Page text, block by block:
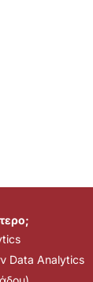
Data Analytics